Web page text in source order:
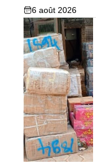
6 août 2026